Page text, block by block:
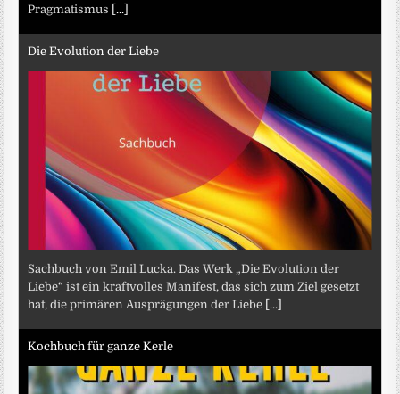
Pragmatismus [...]
Die Evolution der Liebe
Sachbuch von Emil Lucka. Das Werk „Die Evolution der
Liebe“ ist ein kraftvolles Manifest, das sich zum Ziel gesetzt
hat, die primären Ausprägungen der Liebe [...]
Kochbuch für ganze Kerle